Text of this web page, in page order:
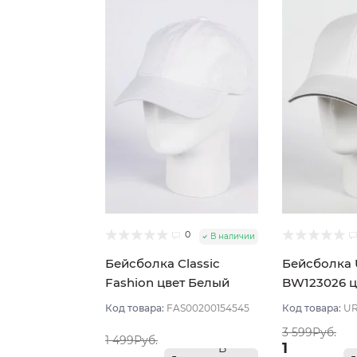
0 В наличии
Бейсболка Classic
Fashion цвет Белый
размер 56-57
Код товара: FAS00200154545
1 499Руб.
В
Бейсболка
BW123026
размер 56-
Код товара:
3 599Руб.
1